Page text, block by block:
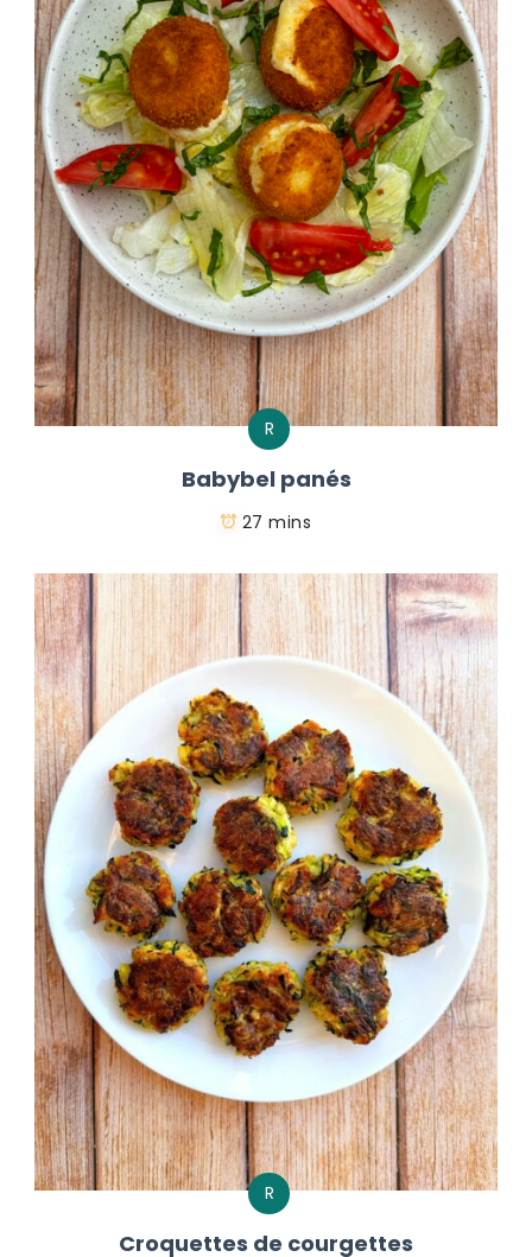
R
Babybel panés
27 mins
R
Croquettes de courgettes